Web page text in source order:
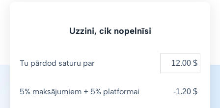
Uzzini, cik nopelnīsi
Tu pārdod saturu par
5% maksājumiem + 5% platformai -1.20 $